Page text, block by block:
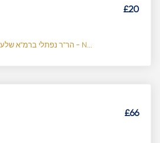
£20
הר"ר נפתלי ברמ"א שלעזינגער - N...
£66